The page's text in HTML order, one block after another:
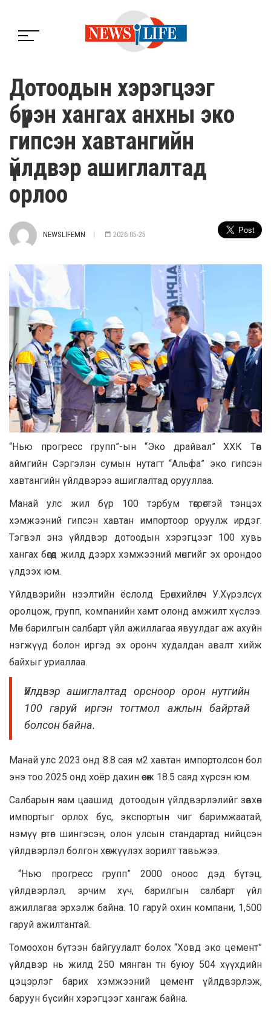
Дотоодын хэрэгцээг
бүрэн хангах анхны эко
гипсэн хавтангийн
үйлдвэр ашиглалтад
орлоо
NEWSLIFEMN 2026-05-25
“Нью прогресс групп”-ын “Эко драйвал” ХХК Төв
аймгийн Сэргэлэн сумын нутагт “Альфа” эко гипсэн
хавтангийн үйлдвэрээ ашиглалтад орууллаа.
Манай улс жил бүр 100 тэрбум төгрөгтэй тэнцэх
хэмжээний гипсэн хавтан импортоор оруулж ирдэг.
Тэгвэл энэ үйлдвэр дотоодын хэрэгцээг 100 хувь
хангах бөгөөд жилд дээрх хэмжээний мөнгийг эх орондоо
үлдээх юм.
Үйлдвэрийн нээлтийн ёслолд Ерөнхийлөгч У.Хүрэлсүх
оролцож, групп, компанийн хамт олонд амжилт хүслээ.
Мөн барилгын салбарт үйл ажиллагаа явуулдаг аж ахуйн
нэгжүүд болон иргэд эх оронч худалдан авалт хийж
байхыг уриаллаа.
Үйлдвэр ашиглалтад орсноор орон нутгийн
100 гаруй иргэн тогтмол ажлын байртай
болсон байна.
Манай улс 2023 онд 8.8 сая м2 хавтан импортолсон бол
энэ тоо 2025 онд хоёр дахин өсөж 18.5 саяд хүрсэн юм.
Салбарын яам цаашид дотоодын үйлдвэрлэлийг зөвхөн
импортыг орлох бус, экспортын чиг баримжаатай,
нэмүү өртөг шингэсэн, олон улсын стандартад нийцсэн
үйлдвэрлэл болгон хөгжүүлэх зорилт тавьжээ.
“Нью прогресс групп” 2000 оноос дэд бүтэц,
үйлдвэрлэл, эрчим хүч, барилгын салбарт үйл
ажиллагаа эрхэлж байна. 10 гаруй охин компани, 1,500
гаруй ажилтантай.
Томоохон бүтээн байгуулалт болох “Ховд эко цемент”
үйлдвэр нь жилд 250 мянган тн буюу 504 хүүхдийн
цэцэрлэг барих хэмжээний цемент үйлдвэрлэж,
баруун бүсийн хэрэгцээг хангаж байна.